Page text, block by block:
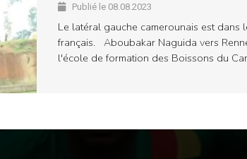
Publié le 08.08.2023
Le latéral gauche camerounais est dans
français. Aboubakar Naguida vers
l'école de formation des Boissons du